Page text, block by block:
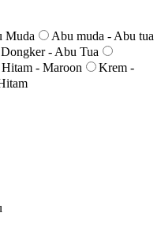
Muda
Abu muda - Abu tua
Dongker - Abu Tua
Hitam - Maroon
Krem -